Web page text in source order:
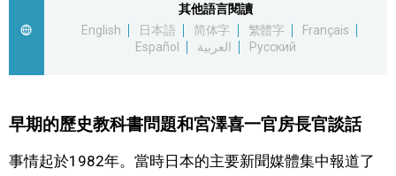
科學技術
生活
其他語言閱讀
English
日本語 简体字 繁體字
Français
Español
العربية Русский
早期的歷史教科書問題和宮澤喜一官房長官談話
事情起於1982年。當時日本的主要新聞媒體集中報道了